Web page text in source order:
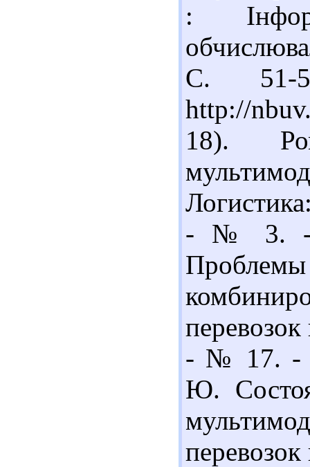
:
С. 51-
http://
18).
- № 3. -
- № 17. -
Ю.